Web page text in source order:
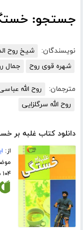
جستجو:
نویسندگان: شیخ روح
شهره قوی روح
جمال
مترجمان: روح الله
روح الله سرگلزایی
دانلود کتاب غلبه بر
از:
۱۰۴ صفحه